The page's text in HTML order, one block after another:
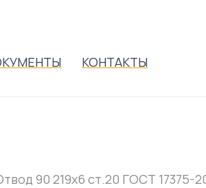
КОНТАКТЫ
90 219х6 ст.20 ГОСТ 17375-